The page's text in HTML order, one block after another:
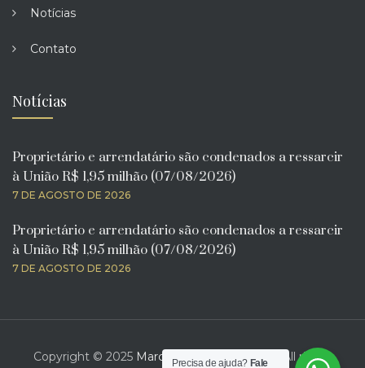
Notícias
Contato
Notícias
Proprietário e arrendatário são condenados a ressarcir
à União R$ 1,95 milhão (07/08/2026)
7 DE AGOSTO DE 2026
Proprietário e arrendatário são condenados a ressarcir
à União R$ 1,95 milhão (07/08/2026)
7 DE AGOSTO DE 2026
Copyright © 2025 Marcelo Bona Advogado . All rights
Precisa de ajuda? Fale